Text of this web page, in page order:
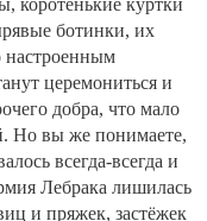
коротенькие куртки
ботинки, их
настроенным
церемониться и
добра, что мало
Но вы же понимаете,
всегда-всегда и
Лебрака лишилась
и пряжек, застёжек